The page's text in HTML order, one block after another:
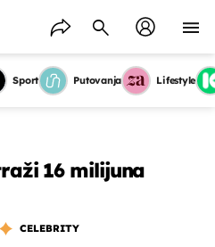
Sport Putovanja Lifestyle
16 milijuna
CELEBRITY